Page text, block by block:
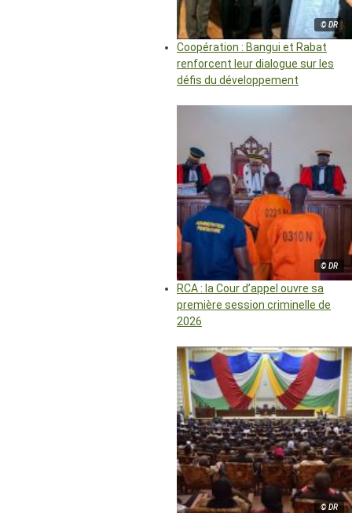
© DR
Coopération : Bangui et Rabat
renforcent leur dialogue sur les
défis du développement
© DR
RCA : la Cour d’appel ouvre sa
première session criminelle de
2026
© DR